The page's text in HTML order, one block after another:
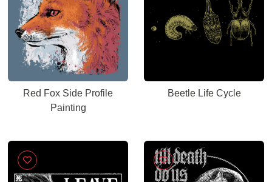
Red Fox Side Profile
Painting
Beetle Life Cycle